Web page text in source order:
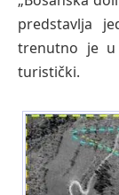
predstavlja
trenutno je u
turistički.